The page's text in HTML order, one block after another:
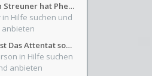
Hilfe! Mein Streuner hat Phexens Gunst verloren...
in Hilfe suchen und
anbieten
Nebenquest Das Attentat sowie Beilunker Reiter und zwei kleine Ausrüstungsfragen
in Hilfe suchen
anbieten